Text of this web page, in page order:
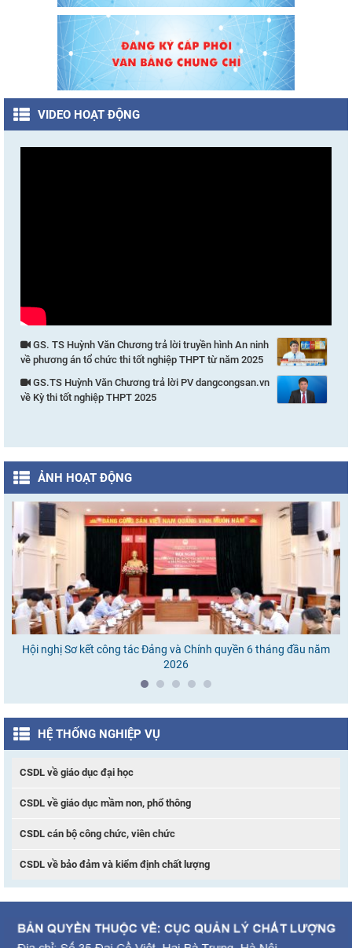
VIDEO HOẠT ĐỘNG
GS. TS Huỳnh Văn Chương trả lời truyền hình An ninh
về phương án tổ chức thi tốt nghiệp THPT từ năm 2025
GS.TS Huỳnh Văn Chương trả lời PV dangcongsan.vn
về Kỳ thi tốt nghiệp THPT 2025
ẢNH HOẠT ĐỘNG
Hội nghị Sơ kết công tác Đảng và Chính quyền 6 tháng đầu năm
2026
HỆ THỐNG NGHIỆP VỤ
CSDL về giáo dục đại học
CSDL về giáo dục mầm non, phổ thông
CSDL cán bộ công chức, viên chức
CSDL về bảo đảm và kiểm định chất lượng